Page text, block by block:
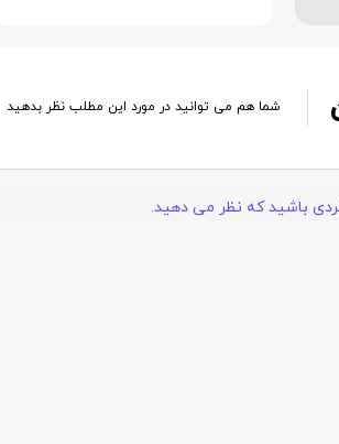
شما هم می توانید در مورد این مطلب نظر بدهید
باشید که نظر می دهید.